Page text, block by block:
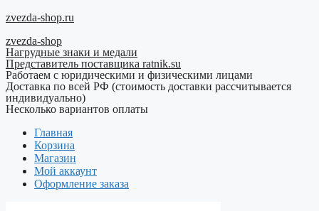
Перейти
содержимому
zvezda-shop.ru
zvezda-shop
Нагрудные знаки и медали
Представитель поставщика ratnik.su
Работаем с юридическими и физическими лицами
Доставка по всей РФ (стоимость доставки рассчитывается
индивидуально)
Несколько вариантов оплаты
Главная
Корзина
Магазин
Мой аккаунт
Оформление заказа